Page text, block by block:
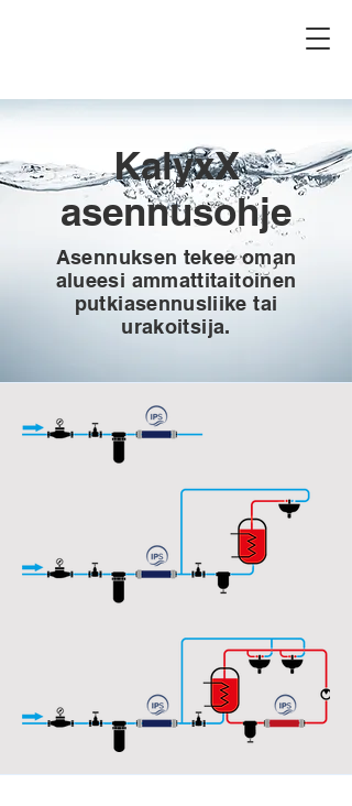
KalyxX
asennusohje
Asennuksen tekee oman
alueesi ammattitaitoinen
putkiasennusliike tai
urakoitsija.